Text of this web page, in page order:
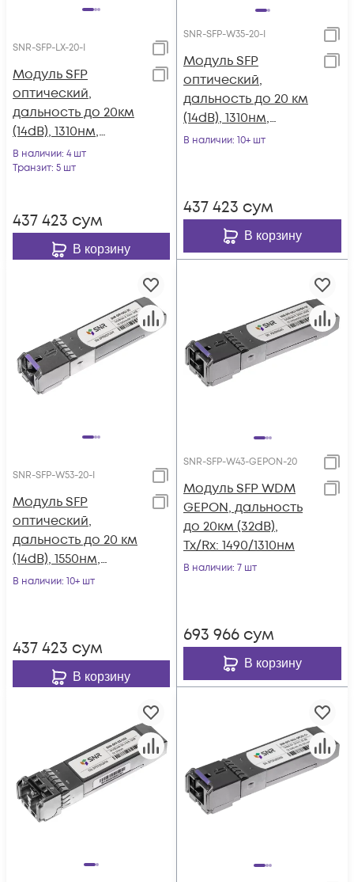
SNR-SFP-LX-20-I
Модуль SFP
оптический,
дальность до 20км
(14dB), 1310нм,
индустриальный
В наличии: 4 шт
Транзит: 5 шт
437 423 сум
В корзину
SNR-SFP-W35-20-I
Модуль SFP
оптический,
дальность до 20 км
(14dB), 1310нм,
индустриальный
В наличии: 10+ шт
437 423 сум
В корзину
SNR-SFP-W53-20-I
Модуль SFP
оптический,
дальность до 20 км
(14dB), 1550нм,
индустриальный
В наличии: 10+ шт
437 423 сум
В корзину
SNR-SFP-W43-GEPON-20
Модуль SFP WDM
GEPON, дальность
до 20км (32dB),
Tx/Rx: 1490/1310нм
В наличии: 7 шт
693 966 сум
В корзину